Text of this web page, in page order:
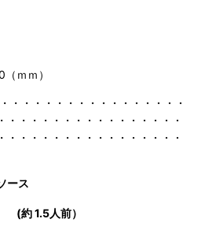
ｍｍ）
・・・・・・・・・・・・・・・・
・・・・・・・・・・・・・・・・
・・・・・・・・・・・・・・・・
ース
(約 1.5人前）